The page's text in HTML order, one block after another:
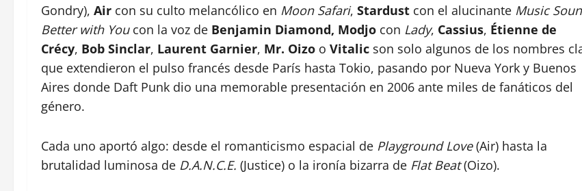
Gondry), Air con su culto melancólico en Moon Safari, Stardust con el alucinante Music
Better with Youcon la voz de Benjamin Diamond, Modjo con Lady, Cassius, Étienne de
Crécy, Bob Sinclar, Laurent Garnier, Mr. Oizo o Vitalic son solo algunos de los nombres
que extendieron el pulso francés desde París hasta Tokio, pasando por Nueva York y Buenos
Aires donde Daft Punk dio una memorable presentación en 2006 ante miles de fanáticos del
género.
Cada uno aportó algo: desde el romanticismo espacial de Playground Love(Air) hasta la
brutalidad luminosa de D.A.N.C.E. (Justice) o la ironía bizarra de Flat Beat(Oizo).